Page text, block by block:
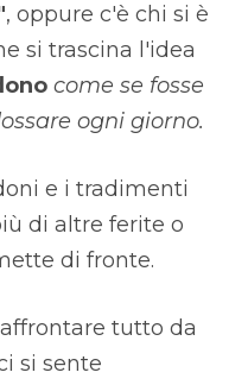
, oppure c'è chi si è
si trascina l'idea
come se fosse
ogni giorno.
e i tradimenti
di altre ferite o
di fronte.
tutto da
si sente